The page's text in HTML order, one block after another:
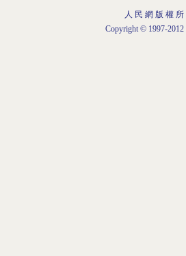
人 民 網 版 權
Copyright © 1997-2012